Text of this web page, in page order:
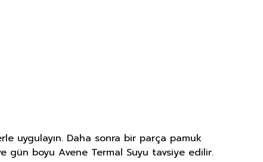
uygulayın. Daha sonra bir parça pamuk
gün boyu Avene Termal Suyu tavsiye edilir.